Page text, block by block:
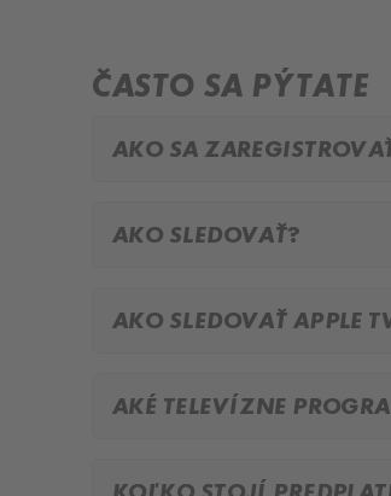
ČASTO SA PÝTATE
AKO SA
AKO SLEDOVAŤ?
AKO SLEDOVAŤ APPLE
AKÉ TELEVÍZNE